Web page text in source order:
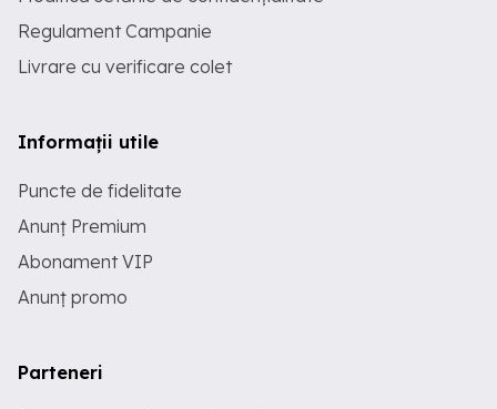
Regulament Campanie
Livrare cu verificare colet
Informații utile
Puncte de fidelitate
Anunț Premium
Abonament VIP
Anunț promo
Parteneri